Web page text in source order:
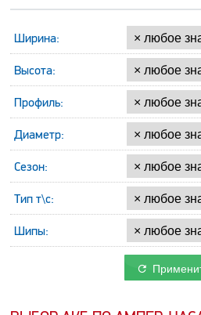
Ширина:
Высота:
Профиль:
Диаметр:
Сезон:
Тип т\с:
Шипы: